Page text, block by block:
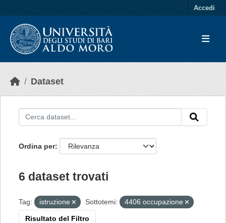
Accedi
Dataset
Ordina per
6 dataset trovati
Tag: istruzione Sottotemi: 4406 occupazione
Risultato del Filtro